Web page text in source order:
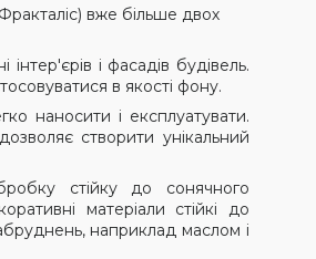
вже більше двох
і фасадів будівель.
в якості фону.
наносити і експлуатувати.
створити унікальний
стійку до сонячного
матеріали стійкі до
наприклад маслом і